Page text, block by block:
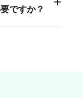
できます。
ですか？